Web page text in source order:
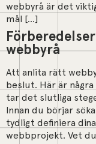
webbyrå är det
mål […]
webbyrå
Att anlita rätt
beslut. Här är
tar det slutliga
Innan du börjar
tydligt definiera
webbprojekt. Vet